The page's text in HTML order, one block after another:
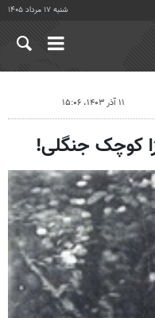
شنبه ۱۷ مرداد ۱۴۰۵
۱۱ آذر ۱۴۰۳، ۱۵:۰۶
کوچک جنگلی!